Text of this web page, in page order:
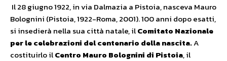
Il 28 giugno 1922, in via Dalmazia a Pistoia, nasceva Mauro
Bolognini (Pistoia, 1922-Roma, 2001). 100 anni dopo esatti,
si insedierà nella sua città natale, ilComitato Nazionale
per le celebrazioni del centenario della nascita.A
costituirlo ilCentro Mauro Bolognini di Pistoia, il